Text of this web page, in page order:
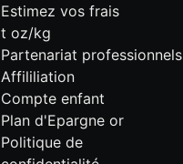
Estimez vos frais
t oz/kg
Partenariat professionnels
Affililiation
Compte enfant
Plan d'Epargne or
Politique de